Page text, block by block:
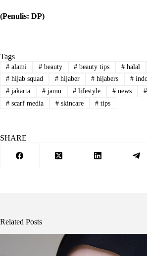
(Penulis: DP)
Tags
#alami #beauty # beauty tips # halal
#hijab squad #hijaber # hijabers #
#jakarta #jamu # lifestyle # news #
#scarf media #skincare # tips
SHARE
Related Posts